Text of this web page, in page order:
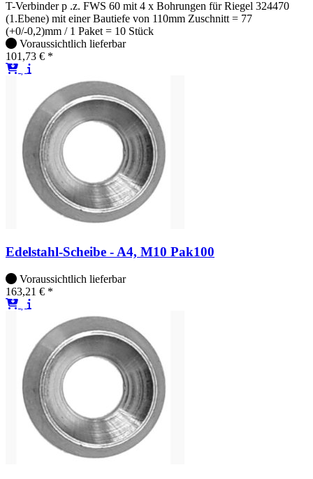
T-Verbinder p .z. FWS 60 mit 4 x Bohrungen für Riegel 324470
(1.Ebene) mit einer Bautiefe von 110mm Zuschnitt = 77
(+0/-0,2)mm / 1 Paket = 10 Stück
Voraussichtlich lieferbar
101,73 € *
Edelstahl-Scheibe - A4, M10 Pak100
Voraussichtlich lieferbar
163,21 € *